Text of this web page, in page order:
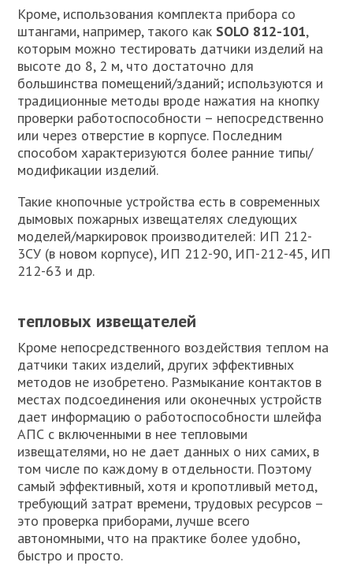
Кроме, использования комплекта прибора со
штангами, например, такого как SOLO 812-101,
которым можно тестировать датчики изделий на
высоте до 8, 2 м, что достаточно для
большинства помещений/зданий; используются и
традиционные методы вроде нажатия на кнопку
проверки работоспособности – непосредственно
или через отверстие в корпусе. Последним
способом характеризуются более ранние типы/
модификации изделий.
Такие кнопочные устройства есть в современных
дымовых пожарных извещателях следующих
моделей/маркировок производителей: ИП 212-
3СУ (в новом корпусе), ИП 212-90, ИП-212-45, ИП
212-63 и др.
тепловых извещателей
Кроме непосредственного воздействия теплом на
датчики таких изделий, других эффективных
методов не изобретено. Размыкание контактов в
местах подсоединения или оконечных устройств
дает информацию о работоспособности шлейфа
АПС с включенными в нее тепловыми
извещателями, но не дает данных о них самих, в
том числе по каждому в отдельности. Поэтому
самый эффективный, хотя и кропотливый метод,
требующий затрат времени, трудовых ресурсов –
это проверка приборами, лучше всего
автономными, что на практике более удобно,
быстро и просто.